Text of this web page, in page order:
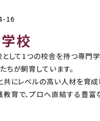
16
校
して1つの校舎を持つ専門学
ちが飼育しています。
にレベルの高い人材を育
教育で、プロへ直結する豊